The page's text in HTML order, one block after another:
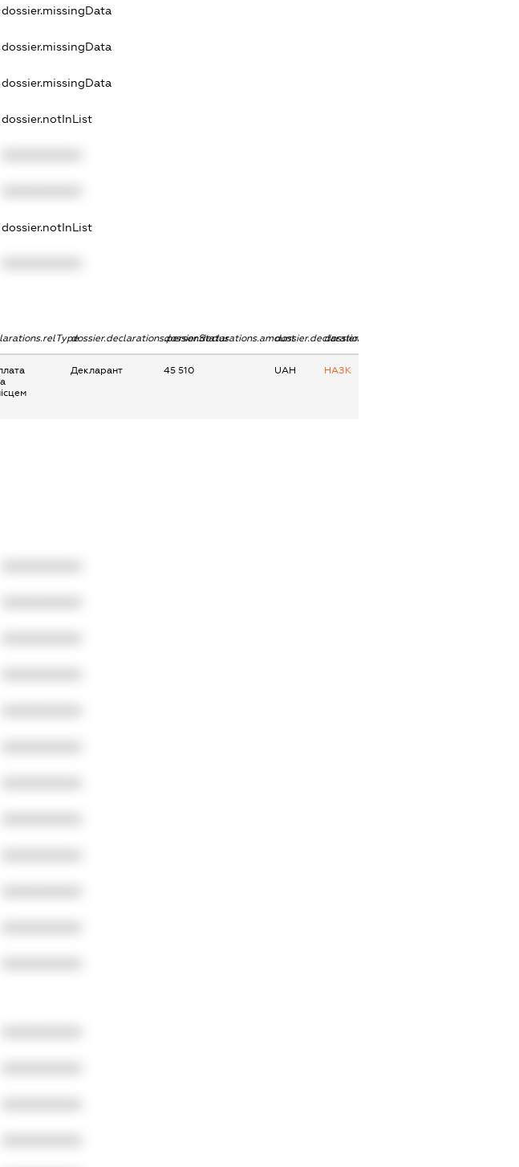
dossier.missingData
dossier.missingData
dossier.missingData
dossier.notInList
dossier.notInList
dossier.declarations.personStatusdossier.declarations.amountdossier.declarations.currency
dossier.declarations.source
Декларант 45 510 UAH НАЗК